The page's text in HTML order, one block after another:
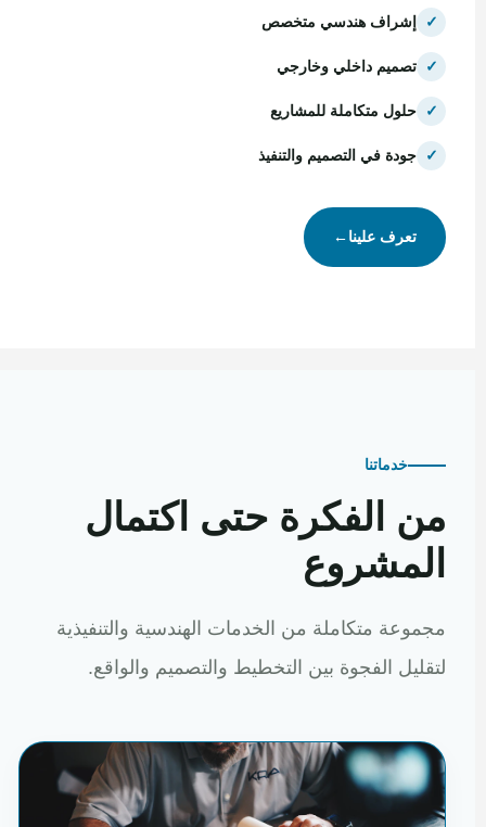
✓ إشراف هندسي متخصص
✓ تصميم داخلي وخارجي
✓ حلول متكاملة للمشاريع
✓ جودة في التصميم والتنفيذ
تعرف علينا←
خدماتنا
من الفكرة حتى اكتمال
المشروع
مجموعة متكاملة من الخدمات الهندسية والتنفيذية
لتقليل الفجوة بين التخطيط والتصميم والواقع.